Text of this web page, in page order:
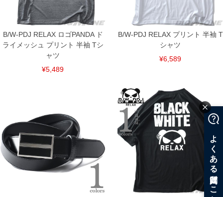
B/W-PDJ RELAX ロゴPANDA ド
ライメッシュ プリント 半袖 Tシ
ャツ
¥5,489
B/W-PDJ RELAX プリント 半袖 T
シャツ
¥6,589